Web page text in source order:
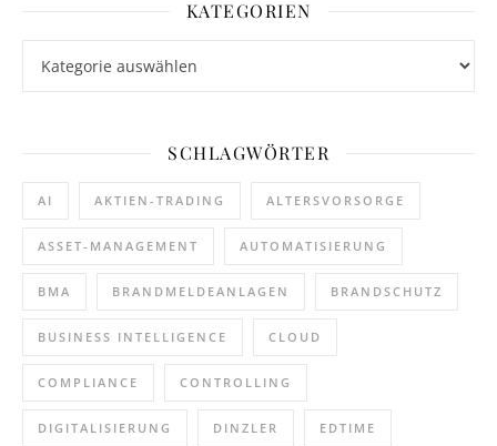
KATEGORIEN
SCHLAGWÖRTER
AI AKTIEN-TRADING ALTERSVORSORGE
ASSET-MANAGEMENT AUTOMATISIERUNG
BMA BRANDMELDEANLAGEN BRANDSCHUTZ
BUSINESS INTELLIGENCE CLOUD
COMPLIANCE CONTROLLING
DIGITALISIERUNG DINZLER EDTIME